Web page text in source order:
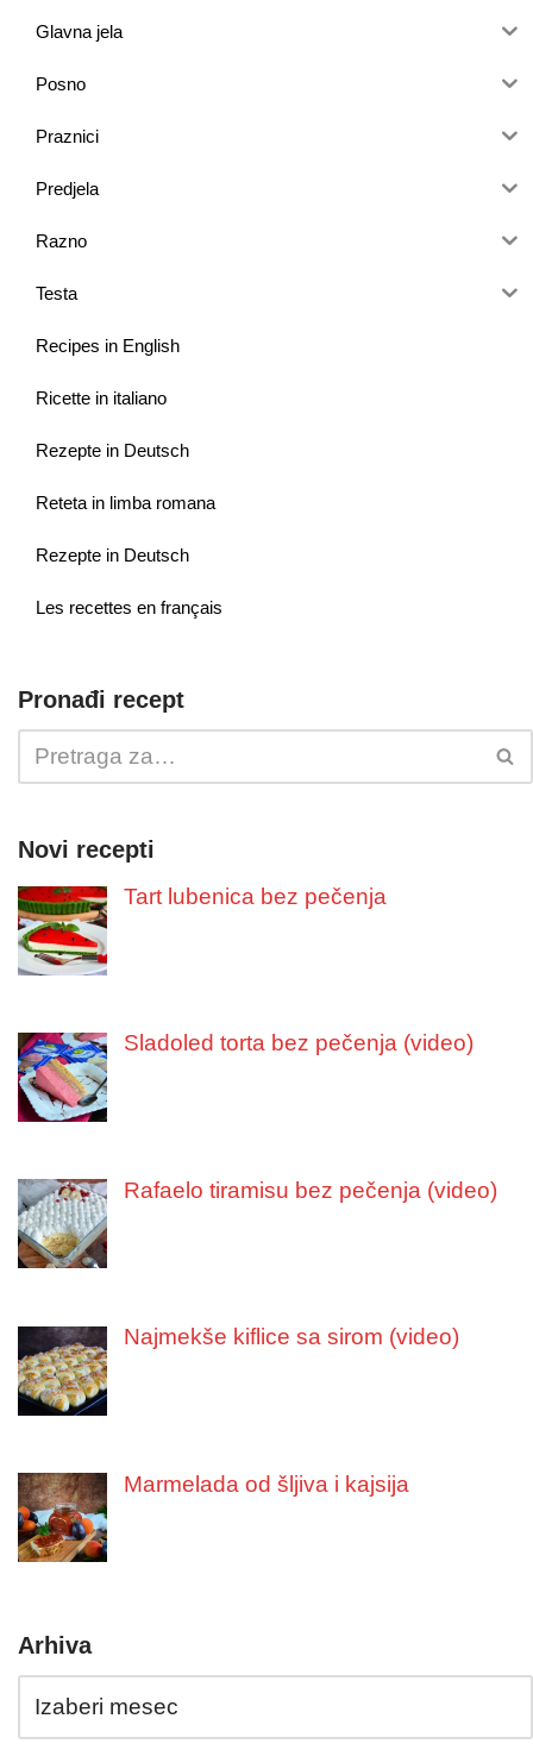
Glavna jela
Posno
Praznici
Predjela
Razno
Testa
Recipes in English
Ricette in italiano
Rezepte in Deutsch
Reteta in limba romana
Rezepte in Deutsch
Les recettes en français
Pronađi recept
Novi recepti
Tart lubenica bez pečenja
Sladoled torta bez pečenja (video)
Rafaelo tiramisu bez pečenja (video)
Najmekše kiflice sa sirom (video)
Marmelada od šljiva i kajsija
Arhiva